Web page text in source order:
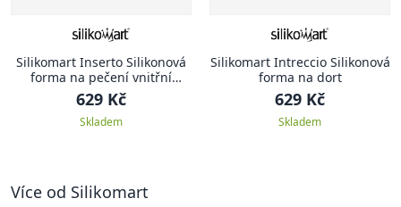
Silikomart Inserto Silikonová
forma na pečení vnitřní
korpusů Multi- Round
629 Kč
Skladem
Silikomart Intreccio Silikonová
forma na dort
629 Kč
Skladem
Více od Silikomart